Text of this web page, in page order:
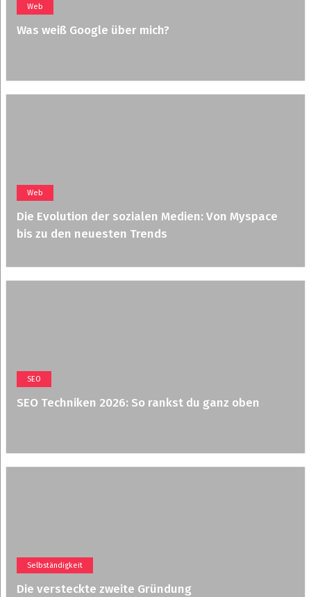
Web
Was weiß Google über mich?
Web
Die Evolution der sozialen Medien: Von Myspace
bis zu den neuesten Trends
SEO
SEO Techniken 2026: So rankst du ganz oben
Selbständigkeit
Die versteckte zweite Gründung